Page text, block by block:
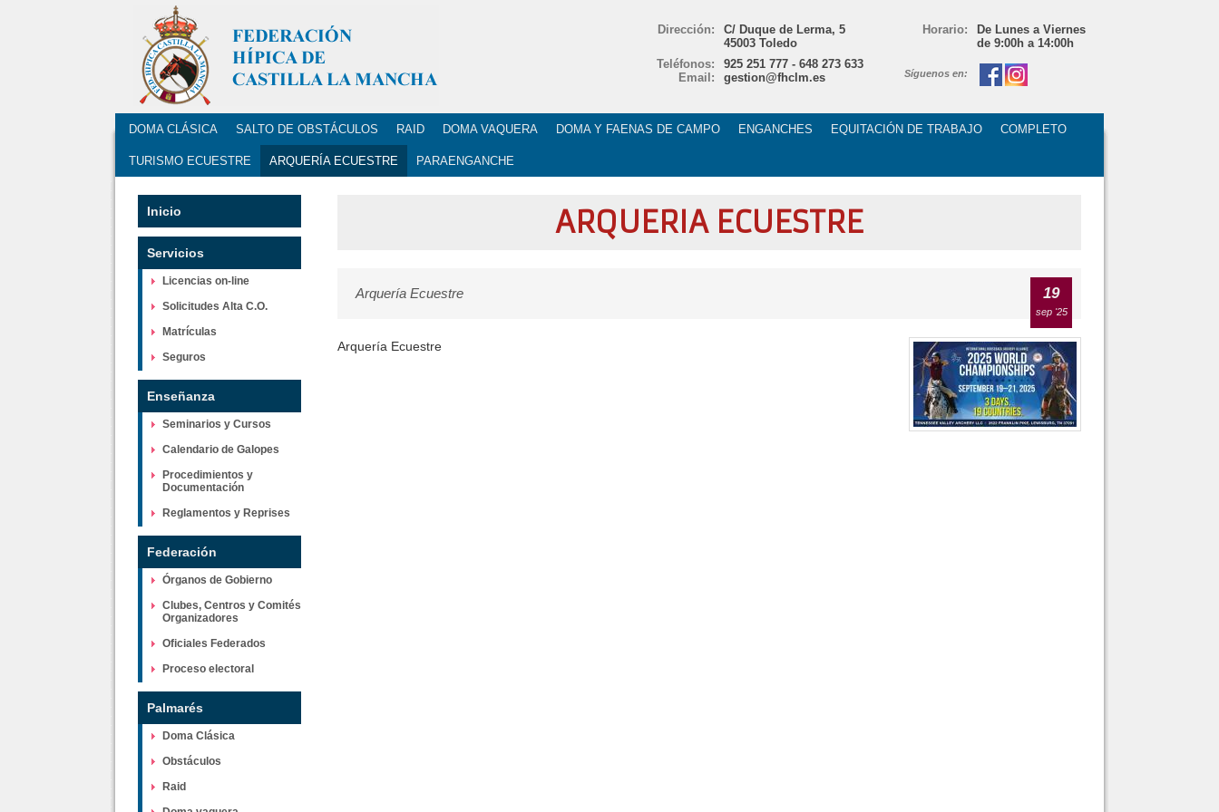
Dirección:
C/ Duque de Lerma, 5
45003 Toledo
Teléfonos:
925 251 777 - 648 273 633
Email:
gestion@fhclm.es
Horario:
De Lunes a Viernes
de 9:00h a 14:00h
Síguenos en:
DOMA CLÁSICA SALTO DE OBSTÁCULOS RAID DOMA VAQUERA DOMA Y FAENAS DE CAMPO ENGANCHES EQUITACIÓN DE TRABAJO COMPLETO
TURISMO ECUESTRE ARQUERÍA ECUESTRE PARAENGANCHE
Inicio
Servicios
Licencias on-line
Solicitudes Alta C.O.
Matrículas
Seguros
Enseñanza
Seminarios y Cursos
Calendario de Galopes
Procedimientos y
Documentación
Reglamentos y Reprises
Federación
Órganos de Gobierno
Clubes, Centros y Comités
Organizadores
Oficiales Federados
Proceso electoral
Palmarés
Doma Clásica
Obstáculos
Raid
ARQUERIA ECUESTRE
19
sep '25
Arquería Ecuestre
Arquería Ecuestre